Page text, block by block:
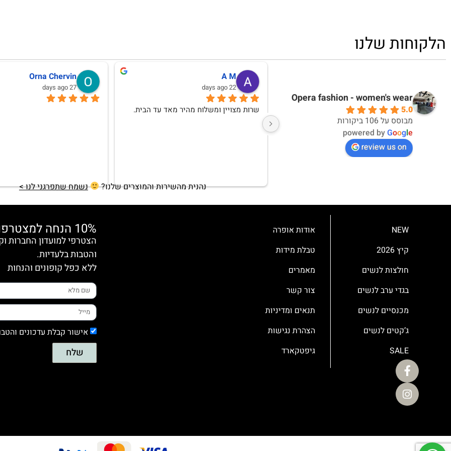
הלקוחות שלנו
Opera fashion - women's wear
5.0
מבוסס על 106 ביקורות
powered byGoogle
review us on
אחלה חוויית קנייה ואחלה מוצרים
אילנה וגמן
10 months ago
Anat Weksler
10 months ago
נהנית מהשירות והמוצרים שלנו? נשמח שתפרגני לנו >
NEW
קיץ 2026
חולצות לנשים
בגדי ערב לנשים
מכנסיים לנשים
ג’קטים לנשים
SALE
אודות אופרה
טבלת מידות
מאמרים
צור קשר
תנאים ומדיניות
הצהרת נגישות
גיפטקארד
10% הנחה למצטרפות חדשות
והטבות בלעדיות.
ללא כפל קופונים והנחות
אישור קבלת עדכונים
שלח